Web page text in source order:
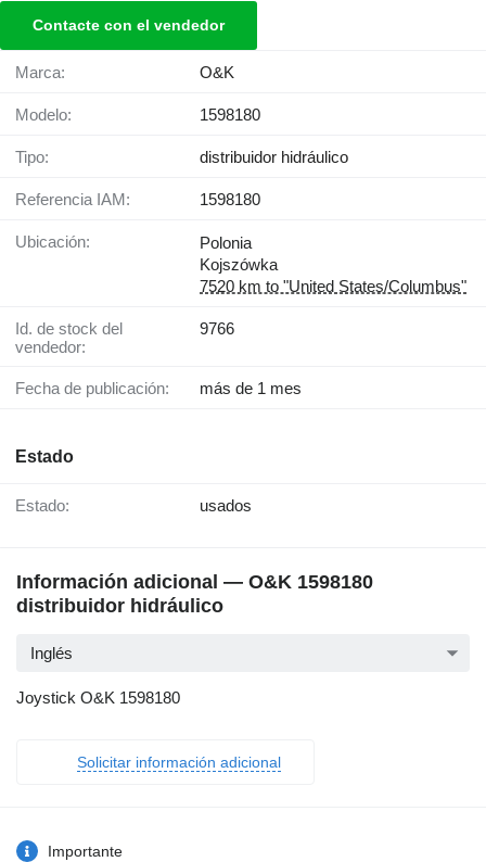
Contacte con el vendedor
Marca: O&K
Modelo: 1598180
Tipo: distribuidor hidráulico
Referencia IAM: 1598180
Ubicación:
Polonia
Kojszówka
7520 km to "United States/Columbus"
Id. de stock del
vendedor:
9766
Fecha de publicación: más de 1 mes
Estado
Estado: usados
Información adicional — O&K 1598180
distribuidor hidráulico
Inglés
Joystick O&K 1598180
Solicitar información adicional
Importante